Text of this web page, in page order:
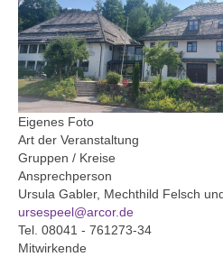
Soziale Beratung
Kirchenvorstand
Ausschüsse,
Beauftragungen
Protokolle
Kirchen
Johanneskirche Bad
Eigenes Foto
Art der Veranstaltung
Gruppen / Kreise
Ansprechperson
Ursula Gabler, Mechthild Felsch
ursespeel@arcor.de
Tel. 08041 - 761273-34
Mitwirkende